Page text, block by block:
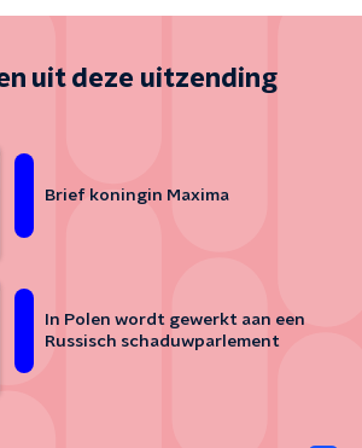
uit deze uitzending
Brief koningin Maxima
In Polen wordt gewerkt aan een
Russisch schaduwparlement